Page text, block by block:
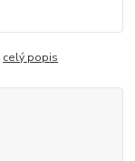
celý popis